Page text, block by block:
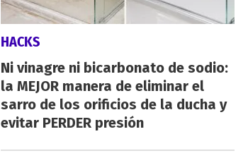
HACKS
Ni vinagre ni bicarbonato de sodio:
la MEJOR manera de eliminar el
sarro de los orificios de la ducha y
evitar PERDER presión